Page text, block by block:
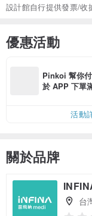
設計館自行提供發票/收
優惠活動
Pinkoi 幫你
於 APP 下單
活動
關於品牌
台